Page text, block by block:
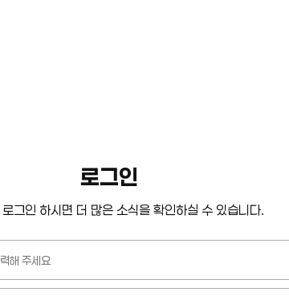
로그인
그인 하시면 더 많은 소식을 확인하실 수 있습니다.